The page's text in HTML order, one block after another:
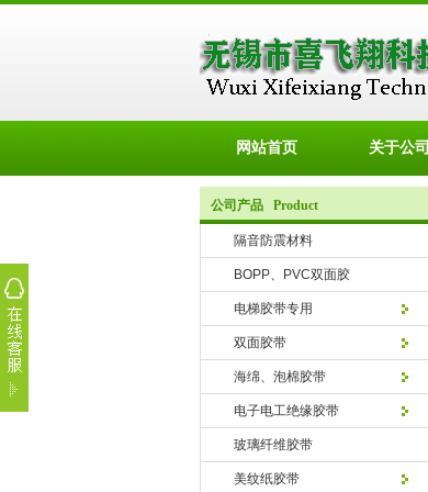
网站首页 关于公司
公司产品 Product
隔音防震材料
BOPP、PVC双面胶
电梯胶带专用
双面胶带
海绵、泡棉胶带
电子电工绝缘胶带
玻璃纤维胶带
美纹纸胶带